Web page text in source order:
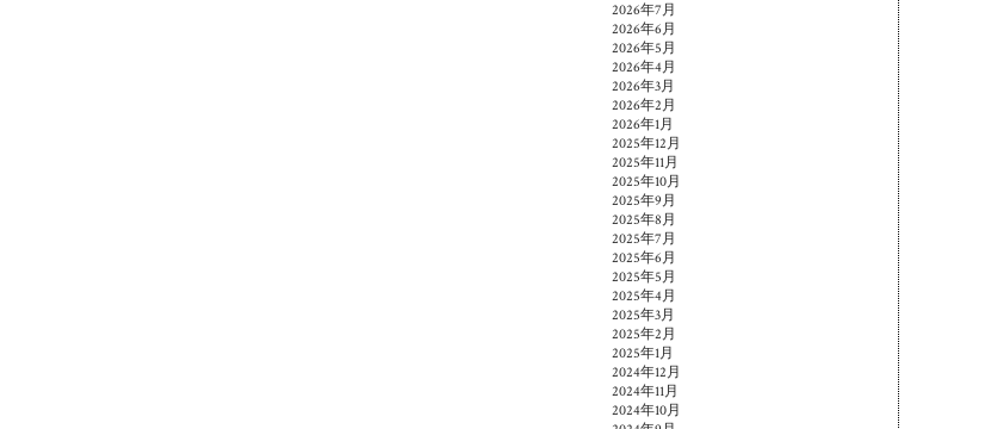
2026年7月
2026年6月
2026年5月
2026年4月
2026年3月
2026年2月
2026年1月
2025年12月
2025年11月
2025年10月
2025年9月
2025年8月
2025年7月
2025年6月
2025年5月
2025年4月
2025年3月
2025年2月
2025年1月
2024年12月
2024年11月
2024年10月